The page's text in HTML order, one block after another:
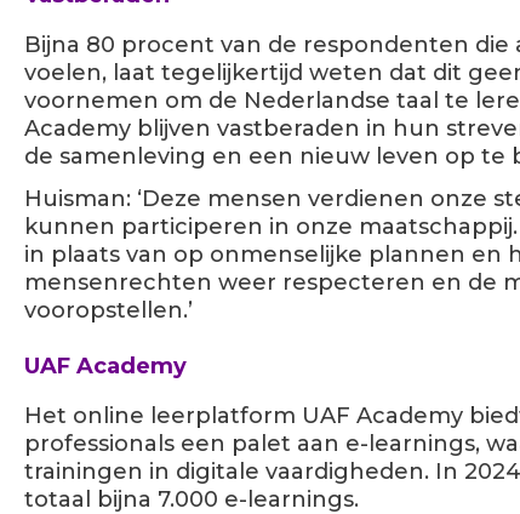
Bijna 80 procent van de respondenten
voelen, laat tegelijkertijd weten dat dit
voornemen om de Nederlandse taal te
Academy blijven vastberaden in hun
de samenleving en een nieuw leven op te
Huisman: ‘Deze mensen verdienen onze
kunnen participeren in onze
in plaats van op onmenselijke plannen en
mensenrechten weer respecteren en de
vooropstellen.’
UAF Academy
Het online leerplatform UAF Academy
professionals een palet aan e-learnings,
trainingen in digitale vaardigheden. In
totaal bijna 7.000 e-learnings.